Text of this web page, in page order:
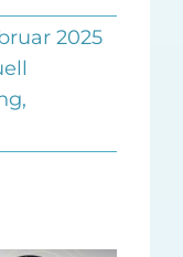
2025
,